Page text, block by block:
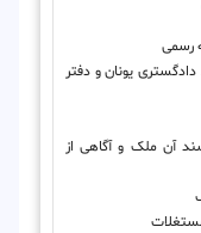
رسمی
یونان و دفتر
آن ملک و آگاهی از